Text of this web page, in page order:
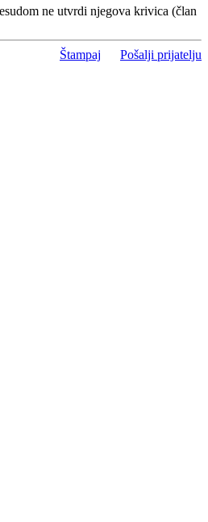
ne utvrdi njegova krivica (član
Štampaj Pošalji prijatelju